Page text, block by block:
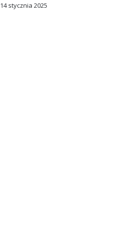
14 stycznia 2025